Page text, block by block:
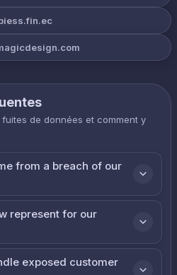
de données et comment y
from a breach of our
represent for our
exposed customer